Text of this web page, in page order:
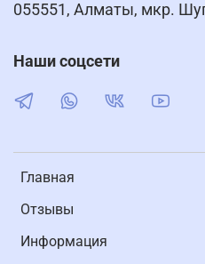
Главная
Отзывы
Информация
055551, Алматы, мкр.
Наши соцсети